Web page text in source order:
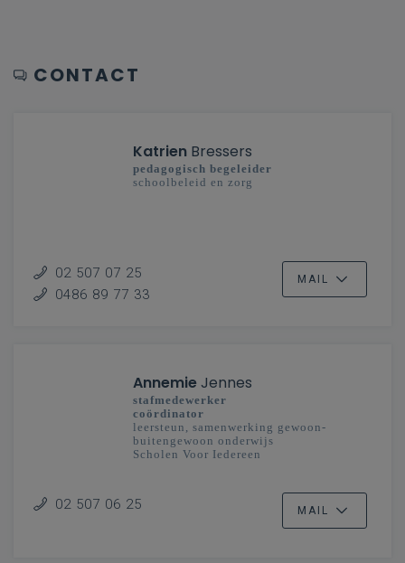
CONTACT
Katrien Bressers
pedagogisch begeleider
schoolbeleid en zorg
02 507 07 25
0486 89 77 33
MAIL
Annemie Jennes
stafmedewerker
coördinator
leersteun, samenwerking gewoon-
buitengewoon onderwijs
Scholen Voor Iedereen
02 507 06 25 MAIL